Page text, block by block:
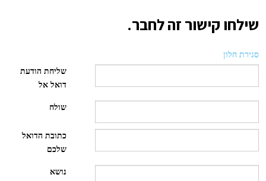
שילחו קישור זה לחבר.
סגירת חלון
שליחת הודעת
דואל אל
שולח
כתובת הדואל
שלכם
נושא